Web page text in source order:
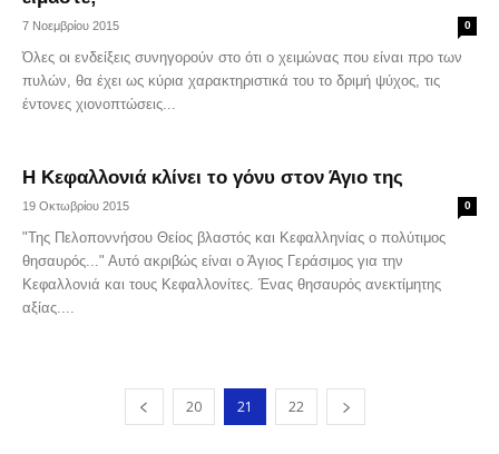
7 Νοεμβρίου 2015 0
Όλες οι ενδείξεις συνηγορούν στο ότι ο χειμώνας που είναι προ των
πυλών, θα έχει ως κύρια χαρακτηριστικά του το δριμή ψύχος, τις
έντονες χιονοπτώσεις...
Η Κεφαλλονιά κλίνει το γόνυ στον Άγιο της
19 Οκτωβρίου 2015 0
"Της Πελοποννήσου Θείος βλαστός και Κεφαλληνίας ο πολύτιμος
θησαυρός..." Αυτό ακριβώς είναι ο Άγιος Γεράσιμος για την
Κεφαλλονιά και τους Κεφαλλονίτες. Ένας θησαυρός ανεκτίμητης
αξίας....
20 21 22